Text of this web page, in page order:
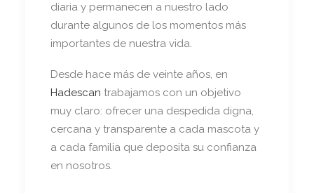
diaria y permanecen a nuestro lado
durante algunos de los momentos más
importantes de nuestra vida.
Desde hace más de veinte años, en
Hadescan trabajamos con un objetivo
muy claro: ofrecer una despedida digna,
cercana y transparente a cada mascota y
a cada familia que deposita su confianza
en nosotros.